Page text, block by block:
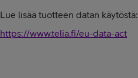
Lue lisää tuotteen datan käytöstä:
https://www.telia.fi/eu-data-act